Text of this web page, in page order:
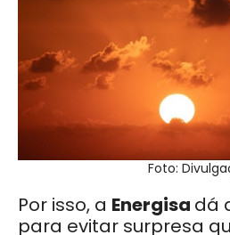
Foto:
Por isso, a Energisa dá
para evitar surpresa